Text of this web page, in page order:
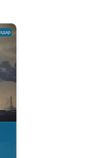
повітря. . .